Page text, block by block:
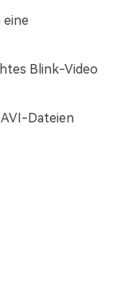
Blink-Video
Dateien